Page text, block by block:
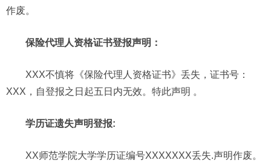
作废。
保险代理人资格证书登报声明：
XXX不慎将《保险代理人资格证书》丢失，证书号：
XXX，自登报之日起五日内无效。特此声明 。
学历证遗失声明登报:
XX师范学院大学学历证编号XXXXXXX丢失.声明作废。